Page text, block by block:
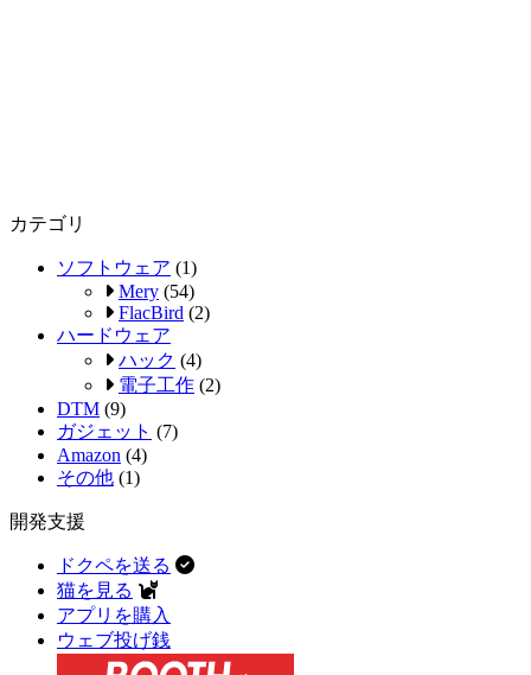
カテゴリ
ソフトウェア (1)
Mery (54)
FlacBird (2)
ハードウェア
ハック (4)
電子工作 (2)
DTM (9)
ガジェット (7)
Amazon (4)
その他 (1)
開発支援
ドクペを送る
猫を見る
アプリを購入
ウェブ投げ銭